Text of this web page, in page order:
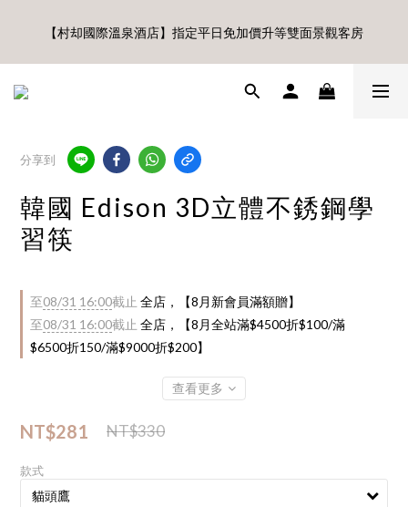
Disney輕量摺疊椅(不累贈)🎊
【村却國際溫泉酒店】指定平日免加價升等雙面景觀客房
8月每週五、六、日 新會員 首購免運🔥
🎊8月底前、首購滿$3500贈UBMOM透明防水提袋 滿$6500贈
Disney輕量摺疊椅(不累贈)🎊
分享到
韓國 Edison 3D立體不銹鋼學
習筷
至08/31 16:00截止 全店，【8月新會員滿額贈】
至08/31 16:00截止 全店，【8月全站滿$4500折$100/滿
$6500折150/滿$9000折$200】
查看更多
NT$281 NT$330
款式